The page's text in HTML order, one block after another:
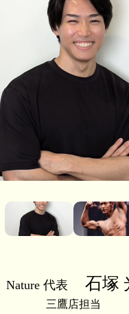
Nature 代表 石塚
三鷹店担当